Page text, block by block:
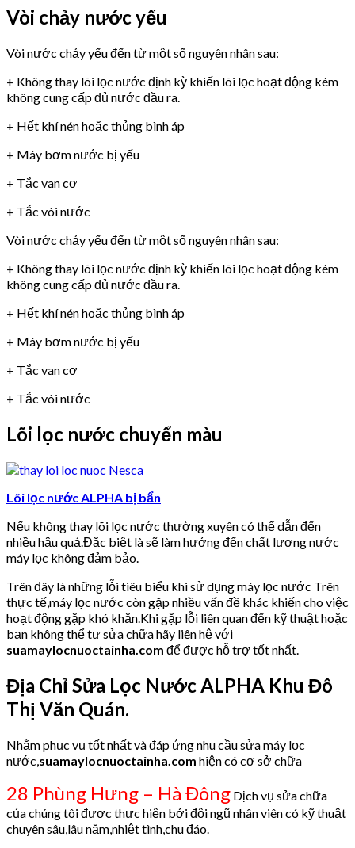
Vòi chảy nước yếu
Vòi nước chảy yếu đến từ một số nguyên nhân sau:
+ Không thay lõi lọc nước định kỳ khiến lõi lọc hoạt động kém
không cung cấp đủ nước đầu ra.
+ Hết khí nén hoặc thủng bình áp
+ Máy bơm nước bị yếu
+ Tắc van cơ
+ Tắc vòi nước
Vòi nước chảy yếu đến từ một số nguyên nhân sau:
+ Không thay lõi lọc nước định kỳ khiến lõi lọc hoạt động kém
không cung cấp đủ nước đầu ra.
+ Hết khí nén hoặc thủng bình áp
+ Máy bơm nước bị yếu
+ Tắc van cơ
+ Tắc vòi nước
Lõi lọc nước chuyển màu
Lõi lọc nước ALPHA bị bẩn
Nếu không thay lõi lọc nước thường xuyên có thể dẫn đến
nhiều hậu quả.Đặc biệt là sẽ làm hưởng đến chất lượng nước
máy lọc không đảm bảo.
Trên đây là những lỗi tiêu biểu khi sử dụng máy lọc nước Trên
thực tế,máy lọc nước còn gặp nhiều vấn đề khác khiến cho việc
hoạt động gặp khó khăn.Khi gặp lỗi liên quan đến kỹ thuật hoặc
bạn không thể tự sửa chữa hãy liên hệ với
suamaylocnuoctainha.com để được hỗ trợ tốt nhất.
Địa Chỉ Sửa Lọc Nước ALPHA Khu Đô
Thị Văn Quán.
Nhằm phục vụ tốt nhất và đáp ứng nhu cầu sửa máy lọc
nước, suamaylocnuoctainha.com hiện có cơ sở chữa
28 Phùng Hưng – Hà Đông Dịch vụ sửa chữa
của chúng tôi được thực hiện bởi đội ngũ nhân viên có kỹ thuật
chuyên sâu,lâu năm,nhiệt tình,chu đáo.